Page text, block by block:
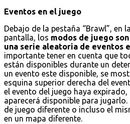
Eventos en el juego
Debajo de la pestaña “Brawl”, en
pantalla, los modos de juego
una serie aleatoria de eventos
importante tener en cuenta que
están disponibles durante un
un evento este disponible, se
esquina superior derecha del
el evento del juego haya expirado,
aparecerá disponible para
de juego diferente o incluso el
en un mapa diferente.